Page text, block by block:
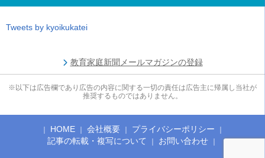
Tweets by kyoikukatei
教育家庭新聞メールマガジンの登録
※以下は広告欄であり広告の内容に関する一切の責任は広告主に帰属し当社が
推奨するものではありません。
HOME 会社概要
プライバシーポリシー
記事の転載・複写について
お問い合わせ